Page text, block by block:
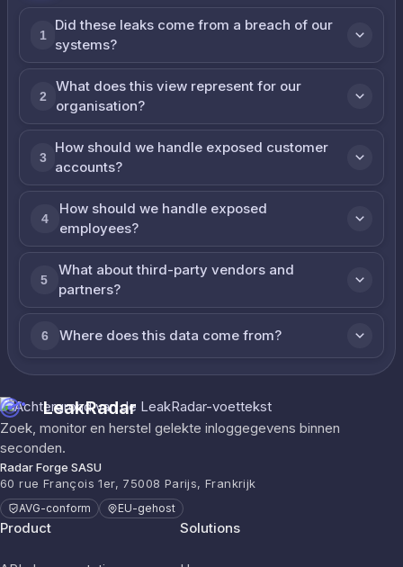
1
Did these leaks come from a breach of our
systems?
2
What does this view represent for our
organisation?
3
How should we handle exposed customer
accounts?
4
How should we handle exposed
employees?
5
What about third-party vendors and
partners?
6 Where does this data come from?
LeakRadar
Zoek, monitor en herstel gelekte inloggegevens binnen
seconden.
Radar Forge SASU
60 rue François 1er, 75008 Parijs, Frankrijk
AVG-conform EU-gehost
Product Solutions